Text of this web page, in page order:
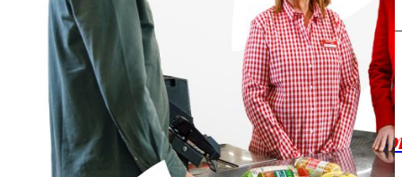
el desarrollo
Escuchamose
informamosa las
personas